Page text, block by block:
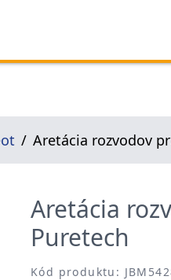
Aretácia rozvodov
Aretácia
Puretech
Kód produktu: